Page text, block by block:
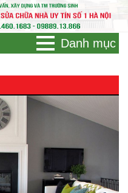
Danh mục